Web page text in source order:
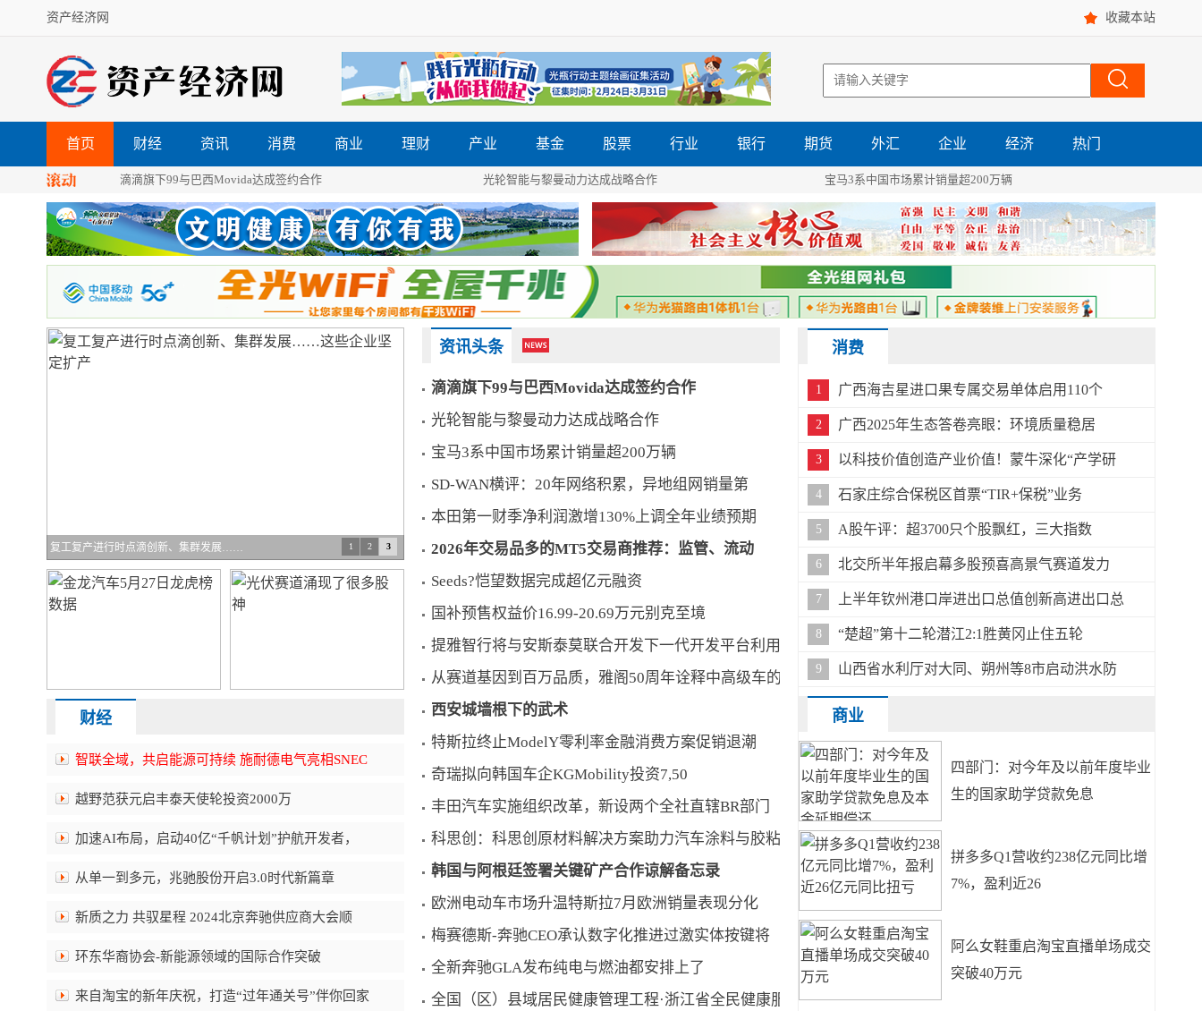
资产经济网 收藏本站
首页 财经 资讯 消费 商业 理财 产业 基金 股票 行业 银行 期货 外汇 企业 经济 热门
滴滴旗下99与巴西Movida达成签约合作 光轮智能与黎曼动力达成战略合作 宝马3系中国市场累计销量超200万辆
北京大兴“亿企兴”优化营商环境大会暨 1 2 3
财经
智联全域，共启能源可持续 施耐德电气亮相SNEC
越野范获元启丰泰天使轮投资2000万
加速AI布局，启动40亿“千帆计划”护航开发者，
从单一到多元，兆驰股份开启3.0时代新篇章
新质之力 共驭星程 2024北京奔驰供应商大会顺
环东华裔协会-新能源领域的国际合作突破
来自淘宝的新年庆祝，打造“过年通关号”伴你回家
资讯头条
滴滴旗下99与巴西Movida达成签约合作
光轮智能与黎曼动力达成战略合作
宝马3系中国市场累计销量超200万辆
SD-WAN横评：20年网络积累，异地组网销量第
本田第一财季净利润激增130%上调全年业绩预期
2026年交易品多的MT5交易商推荐：监管、流动
Seeds?恺望数据完成超亿元融资
国补预售权益价16.99-20.69万元别克至境
提雅智行将与安斯泰莫联合开发下一代开发平台利用C
从赛道基因到百万品质，雅阁50周年诠释中高级车的
西安城墙根下的武术
特斯拉终止ModelY零利率金融消费方案促销退潮
奇瑞拟向韩国车企KGMobility投资7,50
丰田汽车实施组织改革，新设两个全社直辖BR部门
科思创：科思创原材料解决方案助力汽车涂料与胶粘剂
韩国与阿根廷签署关键矿产合作谅解备忘录
欧洲电动车市场升温特斯拉7月欧洲销量表现分化
梅赛德斯-奔驰CEO承认数字化推进过激实体按键将
全新奔驰GLA发布纯电与燃油都安排上了
全国（区）县域居民健康管理工程·浙江省全民健康服
消费
1 广西海吉星进口果专属交易单体启用110个
2 广西2025年生态答卷亮眼：环境质量稳居
3 以科技价值创造产业价值！蒙牛深化“产学研
4 石家庄综合保税区首票“TIR+保税”业务
5 A股午评：超3700只个股飘红，三大指数
6 北交所半年报启幕多股预喜高景气赛道发力
7 上半年钦州港口岸进出口总值创新高进出口总
8 “楚超”第十二轮潜江2:1胜黄冈止住五轮
9 山西省水利厅对大同、朔州等8市启动洪水防
商业
四部门：对今年及以前年度毕业
生的国家助学贷款免息
拼多多Q1营收约238亿元同比增
7%，盈利近26
阿么女鞋重启淘宝直播单场成交
突破40万元